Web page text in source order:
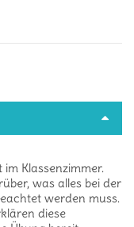
Klassenzimmer.
was alles bei der
werden muss.
diese